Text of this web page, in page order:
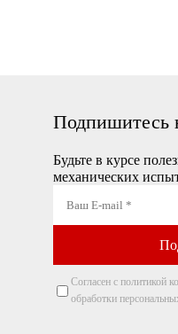
Подпишитесь
Будьте в курсе
механических
Согласен с политикой
обработки